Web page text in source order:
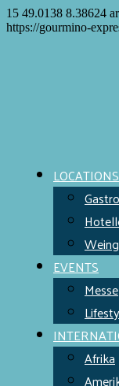
15 49.0138 8.38624
https://gourmino-
LOCATIONS
EVENTS
Messe
Afrika